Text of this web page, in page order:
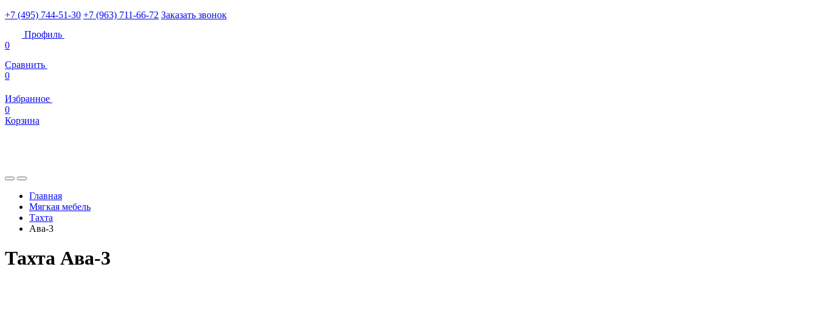
+7 (495) 744-51-30 +7 (963) 711-66-72 Заказать звонок
Профиль
0
Сравнить
0
Избранное
0
Корзина
Главная
Мягкая мебель
Тахта
Ава-3
Тахта Ава-3